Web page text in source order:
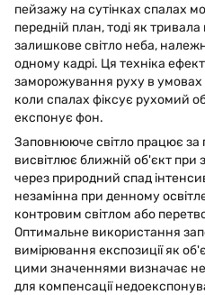
пейзажу на сутінках спалах
передній план, тоді як
залишкове світло неба,
одному кадрі. Ця техніка
заморожування руху в умовах
коли спалах фіксує рухомий
експонує фон.
Заповнююче світло працює
висвітлює ближній об'єкт при
через природний спад
незамінна при денному
контровим світлом або
Оптимальне використання
вимірювання експозиції як
цими значеннями визначає
для компенсації